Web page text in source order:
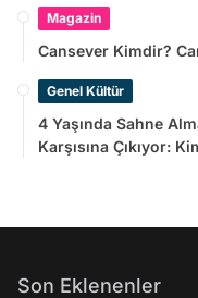
Magazin
Cansever Kimdir?
Genel Kültür
4 Yaşında Sahne
Karşısına Çıkıyor:
Son Eklenenler